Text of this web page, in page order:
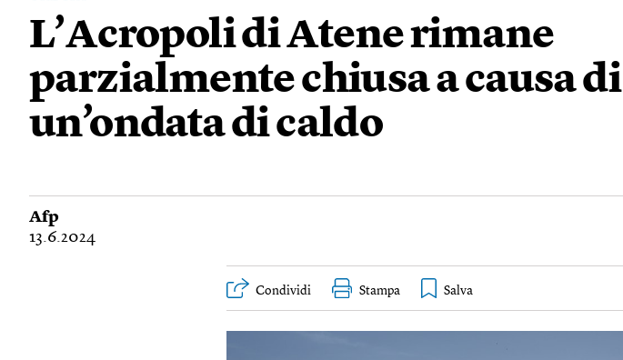
L’Acropoli di Atene rimane
parzialmente chiusa a causa di
un’ondata di caldo
Afp
13.6.2024
Condividi Stampa